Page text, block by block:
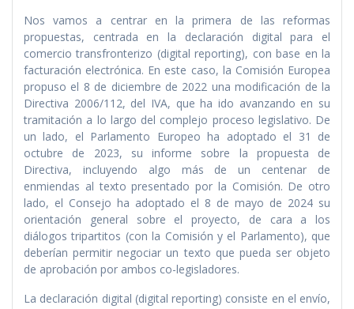
Nos vamos a centrar en la primera de las reformas
propuestas, centrada en la declaración digital para el
comercio transfronterizo (digital reporting), con base en la
facturación electrónica. En este caso, la Comisión Europea
propuso el 8 de diciembre de 2022 una modificación de la
Directiva 2006/112, del IVA, que ha ido avanzando en su
tramitación a lo largo del complejo proceso legislativo. De
un lado, el Parlamento Europeo ha adoptado el 31 de
octubre de 2023, su informe sobre la propuesta de
Directiva, incluyendo algo más de un centenar de
enmiendas al texto presentado por la Comisión. De otro
lado, el Consejo ha adoptado el 8 de mayo de 2024 su
orientación general sobre el proyecto, de cara a los
diálogos tripartitos (con la Comisión y el Parlamento), que
deberían permitir negociar un texto que pueda ser objeto
de aprobación por ambos co-legisladores.
La declaración digital (digital reporting) consiste en el envío,